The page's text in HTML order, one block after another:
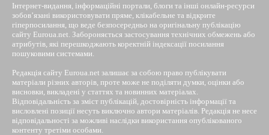
Інтернет-видання, інформаційні портали, блоги та інші онлайн-ресурси
зобов’язані використовувати пряме, клікабельне та відкрите
гіперпосилання, що веде безпосередньо на оригінальну публікацію
сайту Euroua.net. Забороняється застосування технічних обмежень або
атрибутів, які перешкоджають коректній індексації посилання
пошуковими системами.
Редакція сайту Euroua.net залишає за собою право публікувати
матеріали різних авторів, проте може не поділяти думки, оцінки або
висновки, викладені у статтях та новинних матеріалах.
Відповідальність за зміст публікацій, достовірність інформації та
висловлені позиції несуть виключно автори матеріалів. Редакція не несе
відповідальності за можливі наслідки використання опублікованого
контенту третіми особами.